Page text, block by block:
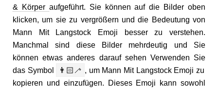
& Körper aufgeführt. Sie können auf die Bilder oben
klicken, um sie zu vergrößern und die Bedeutung von
Mann Mit Langstock Emoji besser zu verstehen.
Manchmal sind diese Bilder mehrdeutig und Sie
können etwas anderes darauf sehen Verwenden Sie
das Symbol
👨🏻‍🦯 , um Mann Mit Langstock Emoji zu
kopieren und einzufügen. Dieses Emoji kann sowohl